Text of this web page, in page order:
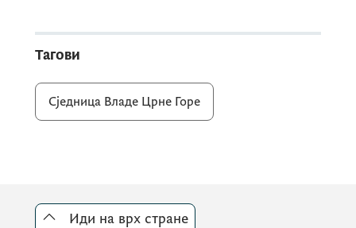
Тагови
Сједница Владе Црне Горе
Иди на врх стране